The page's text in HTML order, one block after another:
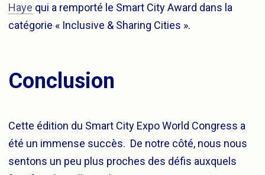
Haye qui a remporté le Smart City Award dans la
catégorie « Inclusive & Sharing Cities ».
Conclusion
Cette édition du Smart City Expo World Congress a
été un immense succès. De notre côté, nous nous
sentons un peu plus proches des défis auxquels